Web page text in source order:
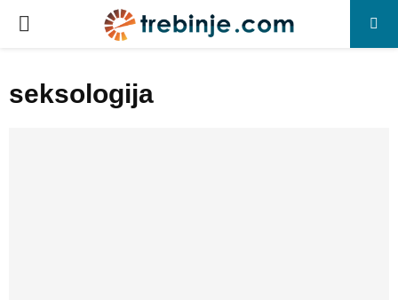
P
seksologija